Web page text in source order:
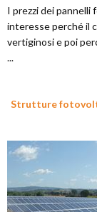
I prezzi dei
interesse perché il
vertiginosi e poi
...
Strutture